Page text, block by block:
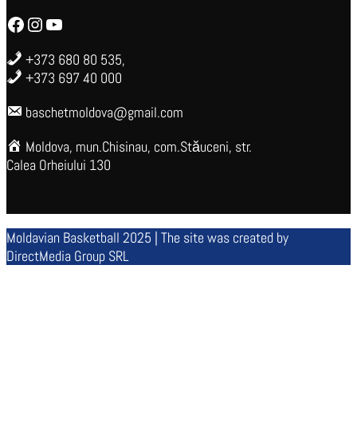
Facebook Instagram YouTube
+373 680 80 535,
+373 697 40 000
baschetmoldova@gmail.com
Moldova, mun.Chisinau, com.Stăuceni, str.
Calea Orheiului 130
Moldavian Basketball 2025 | The site was created by
DirectMedia Group SRL